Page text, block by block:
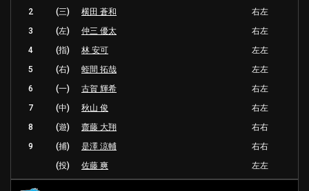
2
(三) 横田 蒼和
右左
3
(左) 仲三 優太
右左
4
(指) 林 安可
左左
5
(右) 蛭間 拓哉
左左
6
(一) 古賀 輝希
右左
7
(中) 秋山 俊
右左
8
(遊) 齋藤 大翔
右右
9
(捕) 是澤 涼輔
右右
(投)
佐藤 爽 左左